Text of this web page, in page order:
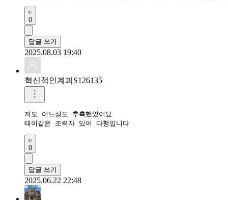
0
답글 쓰기
2025.08.03 19:40
혁신적인계피S126135
저도 어느정도 추측했었어요
태이같은 조력자 있어 다행입니다
0
답글 쓰기
2025.06.22 22:48